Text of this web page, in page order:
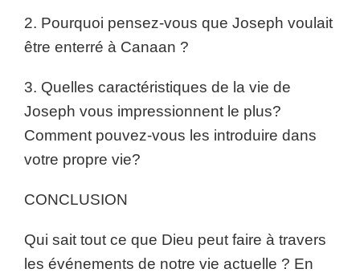
2. Pourquoi pensez-vous que Joseph voulait
être enterré à Canaan ?
3. Quelles caractéristiques de la vie de
Joseph vous impressionnent le plus?
Comment pouvez-vous les introduire dans
votre propre vie?
CONCLUSION
Qui sait tout ce que Dieu peut faire à travers
les événements de notre vie actuelle ? En